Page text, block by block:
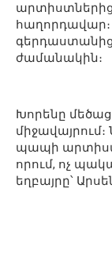
գերդաստանից,
ժամանակին։
Խորենը
պապի
որում, ոչ
եղբայրը՝